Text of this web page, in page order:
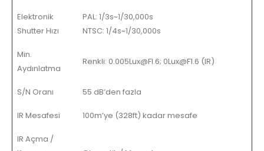
Elektronik
Shutter Hızı
PAL: 1/3s~1/30,000s
NTSC: 1/4s~1/30,000s
Min.
Aydınlatma
Renkli: 0.005Lux@Fl.6; 0Lux@F1.6 (IR)
S/N Oranı 55 dB’den fazla
IR Mesafesi 100m’ye (328ft) kadar mesafe
IR Açma /